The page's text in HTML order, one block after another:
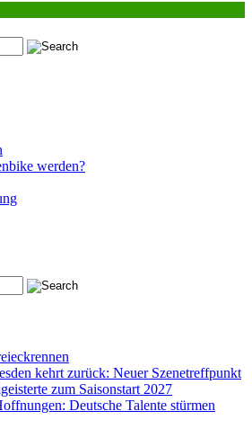
werden?
kehrt zurück: Neuer Szenetreffpunkt
zum Saisonstart 2027
Deutsche Talente stürmen